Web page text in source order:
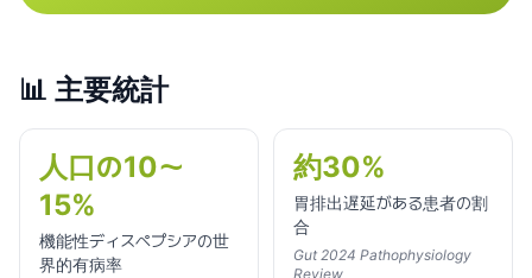
📊 主要統計
人口の10〜
15%
機能性ディスペプシアの世
界的有病率
約30%
胃排出遅延がある患者の割
合
Gut 2024 Pathophysiology
Review